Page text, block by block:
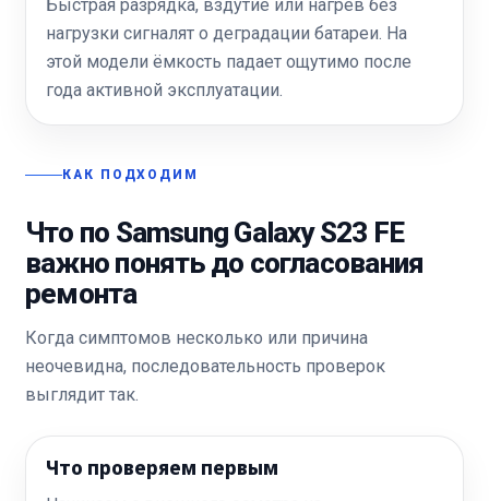
Быстрая разрядка, вздутие или нагрев без
нагрузки сигналят о деградации батареи. На
этой модели ёмкость падает ощутимо после
года активной эксплуатации.
КАК ПОДХОДИМ
Что по Samsung Galaxy S23 FE
важно понять до согласования
ремонта
Когда симптомов несколько или причина
неочевидна, последовательность проверок
выглядит так.
Что проверяем первым